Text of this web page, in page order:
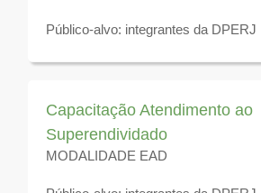
Público-alvo: integrantes da DPERJ
Disponível para visualização até 31
Capacitação Atendimento ao
Superendividado
MODALIDADE EAD